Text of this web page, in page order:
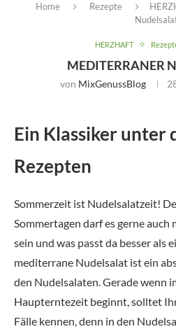
Home Rezepte
HERZHAFT
MEDITERRANER
von MixGenussBlog
Ein Klassiker unter
Rezepten
Sommerzeit ist Nudelsalatzeit!
Sommertagen darf es gerne
sein und was passt da besser als
mediterrane Nudelsalat ist ein
den Nudelsalaten. Gerade wenn
Haupterntezeit beginnt, solltet
Fälle kennen, denn in den